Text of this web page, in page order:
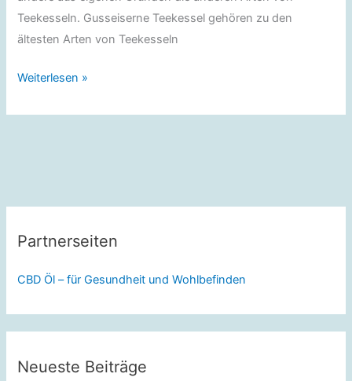
Teekesseln. Gusseiserne Teekessel gehören zu den
ältesten Arten von Teekesseln
Reinigung
Weiterlesen »
Partnerseiten
CBD Öl – für Gesundheit und Wohlbefinden
Neueste Beiträge